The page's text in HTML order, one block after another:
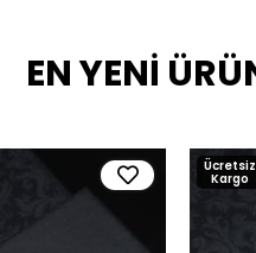
EN YENİ
Ücretsiz
Kargo